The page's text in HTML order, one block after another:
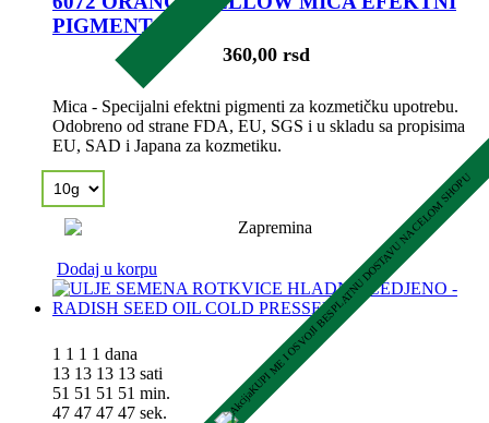
PIGMENT
360,00 rsd
Mica - Specijalni efektni pigmenti za kozmetičku upotrebu.
Odobreno od strane FDA, EU, SGS i u skladu sa propisima
EU, SAD i Japana za kozmetiku.
Dodaj u korpu KUPI ME I OSVOJI BESPLATNU DOSTAVU NA CELOM SHOPU
1 1 1 1 dana
13 13 13 13 sati
51 51 51 51 min.
46 46 46 46 sek.